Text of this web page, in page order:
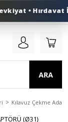
0 (553) 324 41 50
ARA
Kılavuz Çekme
• Hırdavat